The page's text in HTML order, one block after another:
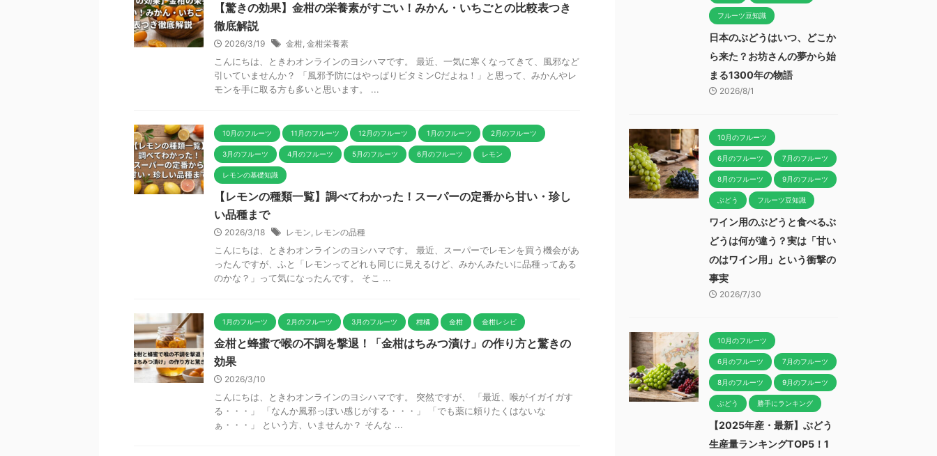
【驚きの効果】金柑の栄養素がすごい！みかん・いちごとの比較表つき
徹底解説
2026/3/19 金柑, 金柑栄養素
こんにちは、ときわオンラインのヨシハマです。 最近、一気に寒くなってきて、風邪など
引いていませんか？ 「風邪予防にはやっぱりビタミンCだよね！」と思って、みかんやレ
モンを手に取る方も多いと思います。 ...
10月のフルーツ 11月のフルーツ 12月のフルーツ 1月のフルーツ 2月のフルーツ
3月のフルーツ 4月のフルーツ 5月のフルーツ 6月のフルーツ レモン
レモンの基礎知識
【レモンの種類一覧】調べてわかった！スーパーの定番から甘い・珍し
い品種まで
2026/3/18 レモン, レモンの品種
こんにちは、ときわオンラインのヨシハマです。 最近、スーパーでレモンを買う機会があ
ったんですが、ふと「レモンってどれも同じに見えるけど、みかんみたいに品種ってある
のかな？」って気になったんです。 そこ ...
1月のフルーツ 2月のフルーツ 3月のフルーツ 柑橘 金柑 金柑レシピ
金柑と蜂蜜で喉の不調を撃退！「金柑はちみつ漬け」の作り方と驚きの
効果
2026/3/10
こんにちは、ときわオンラインのヨシハマです。 突然ですが、 「最近、喉がイガイガす
る・・・」 「なんか風邪っぽい感じがする・・・」 「でも薬に頼りたくはないな
ぁ・・・」 という方、いませんか？ そんな ...
フルーツ豆知識
日本のぶどうはいつ、どこか
ら来た？お坊さんの夢から始
まる1300年の物語
2026/8/1
10月のフルーツ
6月のフルーツ 7月のフルーツ
8月のフルーツ 9月のフルーツ
ぶどう フルーツ豆知識
ワイン用のぶどうと食べるぶ
どうは何が違う？実は「甘い
のはワイン用」という衝撃の
事実
2026/7/30
10月のフルーツ
6月のフルーツ 7月のフルーツ
8月のフルーツ 9月のフルーツ
ぶどう 勝手にランキング
【2025年産・最新】ぶどう
生産量ランキングTOP5！1